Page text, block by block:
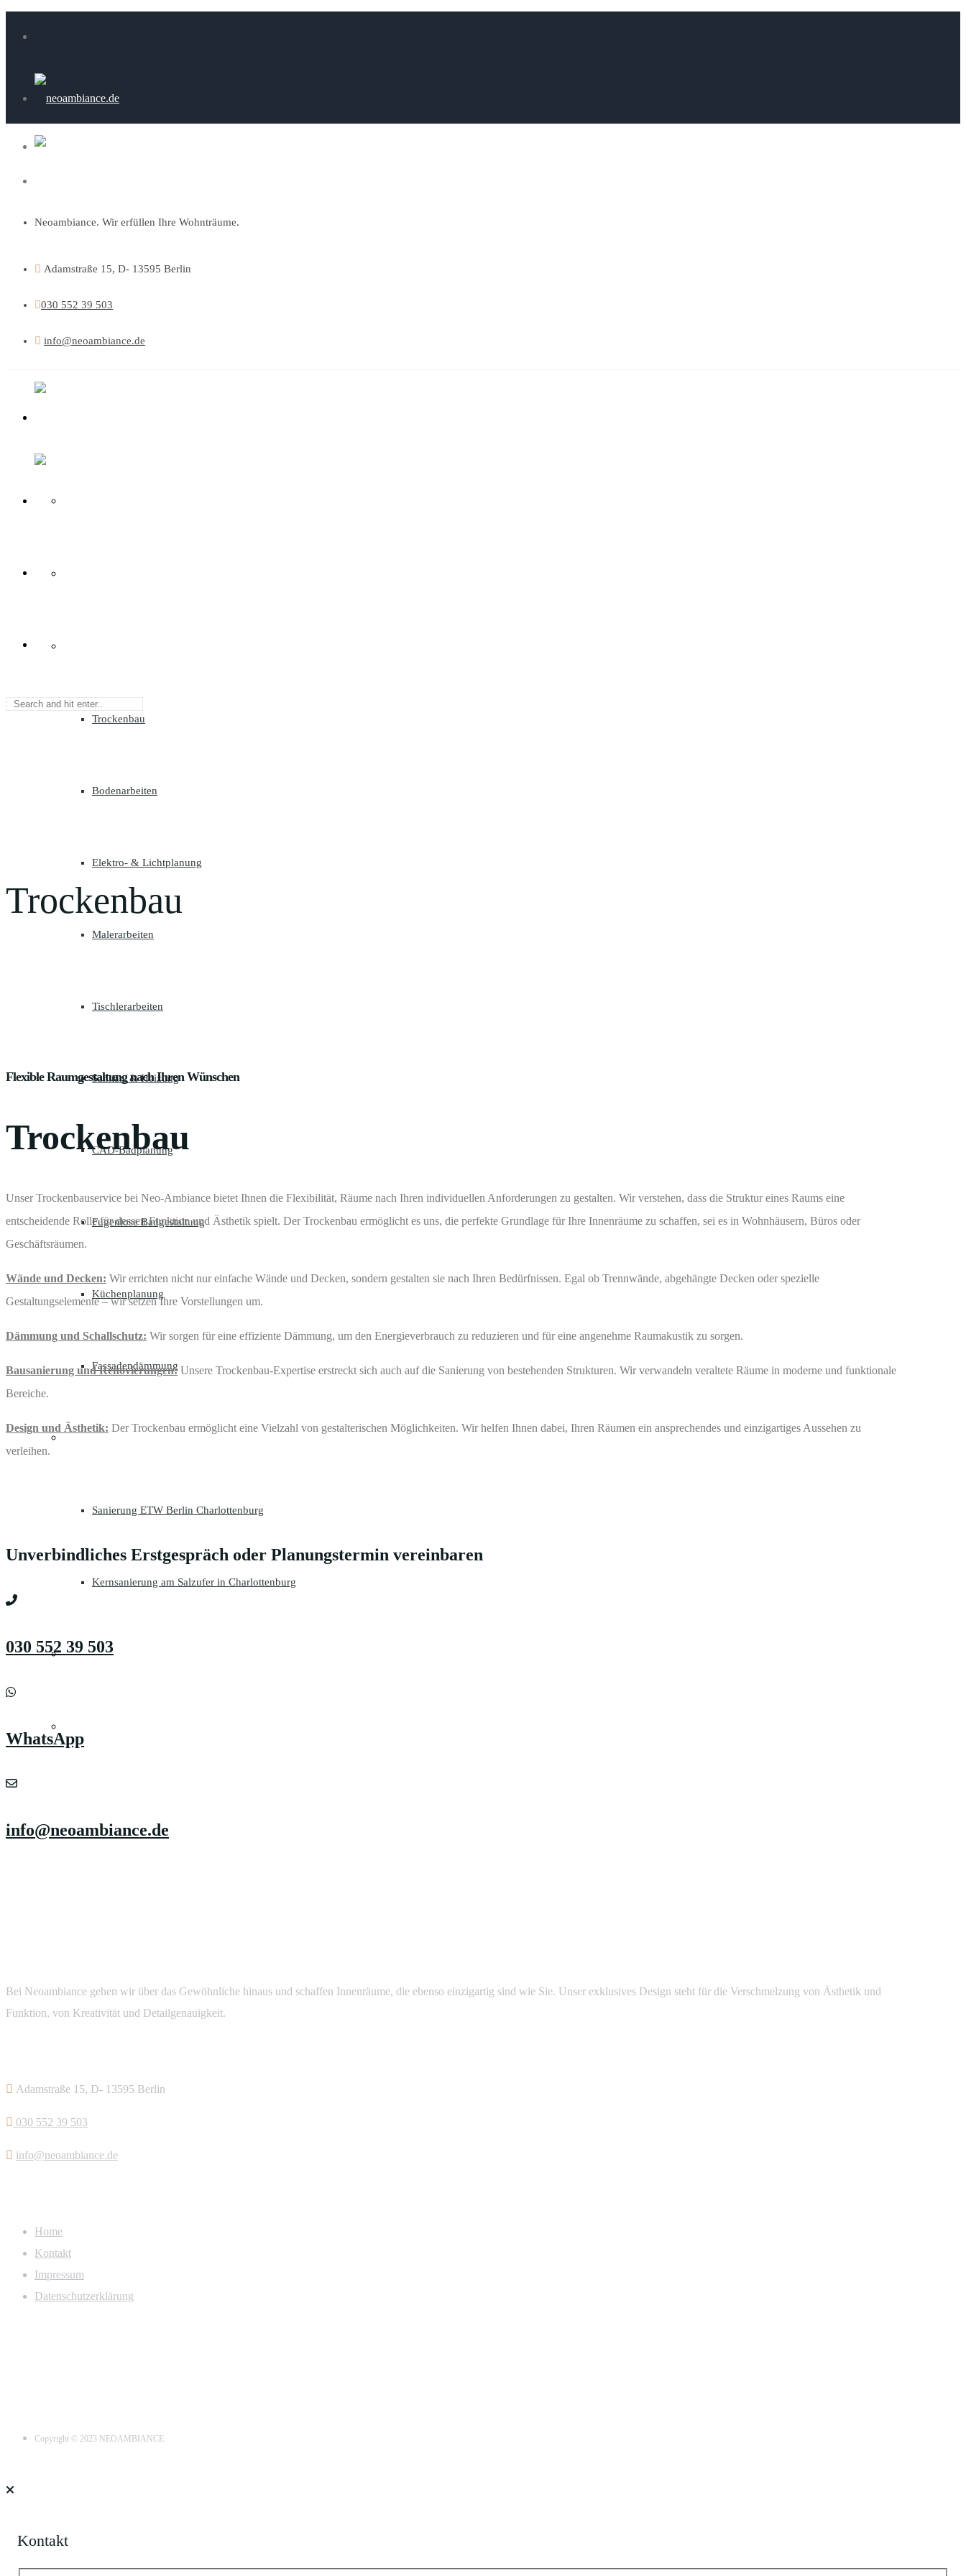
Neoambiance. Wir erfüllen Ihre Wohnträume.
Adamstraße 15, D- 13595 Berlin
030 552 39 503
info@neoambiance.de
Trockenbau
Bodenarbeiten
Elektro- & Lichtplanung
Malerarbeiten
Tischlerarbeiten
Sanitär- & Heizung
CAD-Badplanung
Fugenlose Badgestaltung
Küchenplanung
Fassadendämmung
Sanierung ETW Berlin Charlottenburg
Kernsanierung am Salzufer in Charlottenburg
KARRIERE
Trockenbau
Flexible Raumgestaltung nach Ihren Wünschen
Trockenbau
Unser Trockenbauservice bei Neo-Ambiance bietet Ihnen die Flexibilität, Räume nach Ihren individuellen Anforderungen zu gestalten. Wir verstehen, dass die Struktur eines Raums eine
entscheidende Rolle für dessen Funktion und Ästhetik spielt. Der Trockenbau ermöglicht es uns, die perfekte Grundlage für Ihre Innenräume zu schaffen, sei es in Wohnhäusern, Büros oder
Geschäftsräumen.
Wände und Decken: Wir errichten nicht nur einfache Wände und Decken, sondern gestalten sie nach Ihren Bedürfnissen. Egal ob Trennwände, abgehängte Decken oder spezielle
Gestaltungselemente – wir setzen Ihre Vorstellungen um.
Dämmung und Schallschutz: Wir sorgen für eine effiziente Dämmung, um den Energieverbrauch zu reduzieren und für eine angenehme Raumakustik zu sorgen.
Bausanierung und Renovierungen:Unsere Trockenbau-Expertise erstreckt sich auch auf die Sanierung von bestehenden Strukturen. Wir verwandeln veraltete Räume in moderne und funktionale
Bereiche.
Design und Ästhetik: Der Trockenbau ermöglicht eine Vielzahl von gestalterischen Möglichkeiten. Wir helfen Ihnen dabei, Ihren Räumen ein ansprechendes und einzigartiges Aussehen zu
verleihen.
Unverbindliches Erstgespräch oder Planungstermin vereinbaren
030 552 39 503
WhatsApp
info@neoambiance.de
Bei Neoambiance gehen wir über das Gewöhnliche hinaus und schaffen Innenräume, die ebenso einzigartig sind wie Sie. Unser exklusives Design steht für die Verschmelzung von Ästhetik und
Funktion, von Kreativität und Detailgenauigkeit.
Adamstraße 15, D- 13595 Berlin
030 552 39 503
info@neoambiance.de
Home
Kontakt
Impressum
Datenschutzerklärung
Copyright © 2023 NEOAMBIANCE
Kontakt